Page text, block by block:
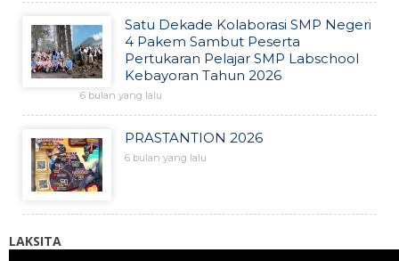
Satu Dekade Kolaborasi SMP Negeri
4 Pakem Sambut Peserta
Pertukaran Pelajar SMP Labschool
Kebayoran Tahun 2026
6 bulan yang lalu
PRASTANTION 2026
6 bulan yang lalu
LAKSITA